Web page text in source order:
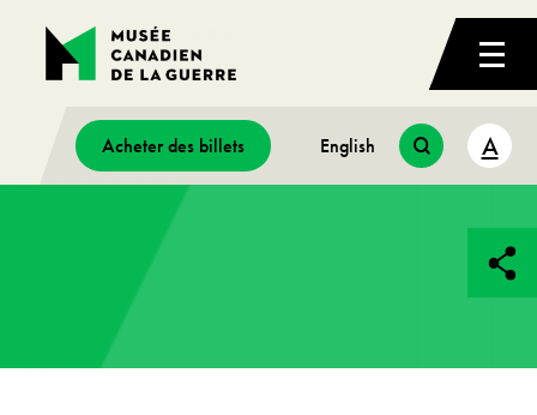
Acheter des billets English A